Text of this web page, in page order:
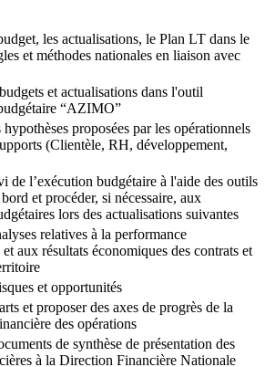
les actualisations, le Plan LT dans le
et méthodes nationales en liaison avec
et actualisations dans l'outil
“AZIMO”
proposées par les opérationnels
(Clientèle, RH, développement,
de l’exécution budgétaire à l'aide des outils
et procéder, si nécessaire, aux
lors des actualisations suivantes
relatives à la performance
aux résultats économiques des contrats et
et opportunités
et proposer des axes de progrès de la
des opérations
de synthèse de présentation des
à la Direction Financière Nationale